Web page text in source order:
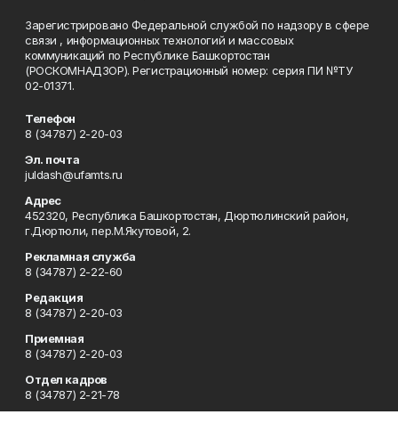
Зарегистрировано Федеральной службой по надзору в сфере
связи , информационных технологий и массовых
коммуникаций по Республике Башкортостан
(РОСКОМНАДЗОР). Регистрационный номер: серия ПИ №ТУ
02-01371.
Телефон
8 (34787) 2-20-03
Эл. почта
juldash@ufamts.ru
Адрес
452320, Республика Башкортостан, Дюртюлинский район,
г.Дюртюли, пер.М.Якутовой, 2.
Рекламная служба
8 (34787) 2-22-60
Редакция
8 (34787) 2-20-03
Приемная
8 (34787) 2-20-03
Отдел кадров
8 (34787) 2-21-78